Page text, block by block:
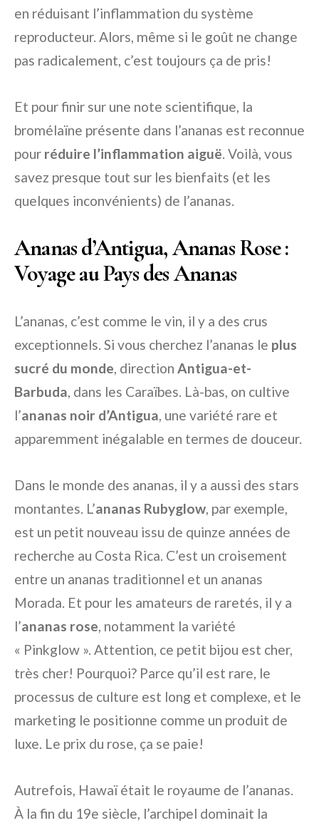
en réduisant l’inflammation du système
reproducteur. Alors, même si le goût ne change
pas radicalement, c’est toujours ça de pris!
Et pour finir sur une note scientifique, la
bromélaïne présente dans l’ananas est reconnue
pour réduire l’inflammation aiguë. Voilà, vous
savez presque tout sur les bienfaits (et les
quelques inconvénients) de l’ananas.
Ananas d’Antigua, Ananas Rose :
Voyage au Pays des Ananas
L’ananas, c’est comme le vin, il y a des crus
exceptionnels. Si vous cherchez l’ananas le plus
sucré du monde, direction Antigua-et-
Barbuda, dans les Caraïbes. Là-bas, on cultive
l’ananas noir d’Antigua, une variété rare et
apparemment inégalable en termes de douceur.
Dans le monde des ananas, il y a aussi des stars
montantes. L’ananas Rubyglow, par exemple,
est un petit nouveau issu de quinze années de
recherche au Costa Rica. C’est un croisement
entre un ananas traditionnel et un ananas
Morada. Et pour les amateurs de raretés, il y a
l’ananas rose, notamment la variété
« Pinkglow ». Attention, ce petit bijou est cher,
très cher! Pourquoi? Parce qu’il est rare, le
processus de culture est long et complexe, et le
marketing le positionne comme un produit de
luxe. Le prix du rose, ça se paie!
Autrefois, Hawaï était le royaume de l’ananas.
À la fin du 19e siècle, l’archipel dominait la